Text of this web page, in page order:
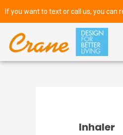
If you want to text or call us, you can
Inhaler